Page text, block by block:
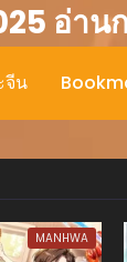
อ่า
จีน
MANHWA